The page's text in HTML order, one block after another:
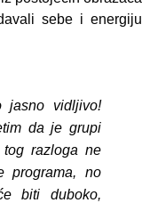
sebe i energiju
jasno vidljivo!
da je grupi
razloga ne
programa, no
biti duboko,